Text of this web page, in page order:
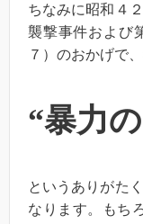
ちなみに昭和４
襲撃事件および
７）のおかげで
“暴力
というありがた
なります。もち